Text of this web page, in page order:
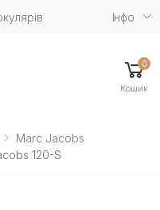
Iнфо
0
Кошик
Marc Jacobs
120-S